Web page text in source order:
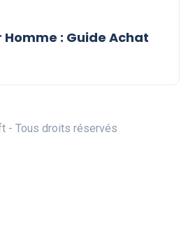
: Guide Achat
- Tous droits réservés